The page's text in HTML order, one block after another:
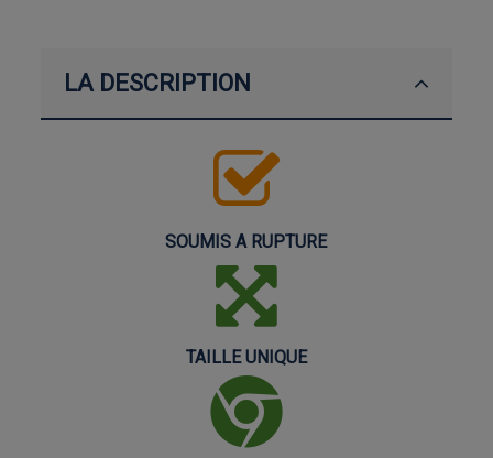
LA DESCRIPTION
SOUMIS A RUPTURE
TAILLE UNIQUE